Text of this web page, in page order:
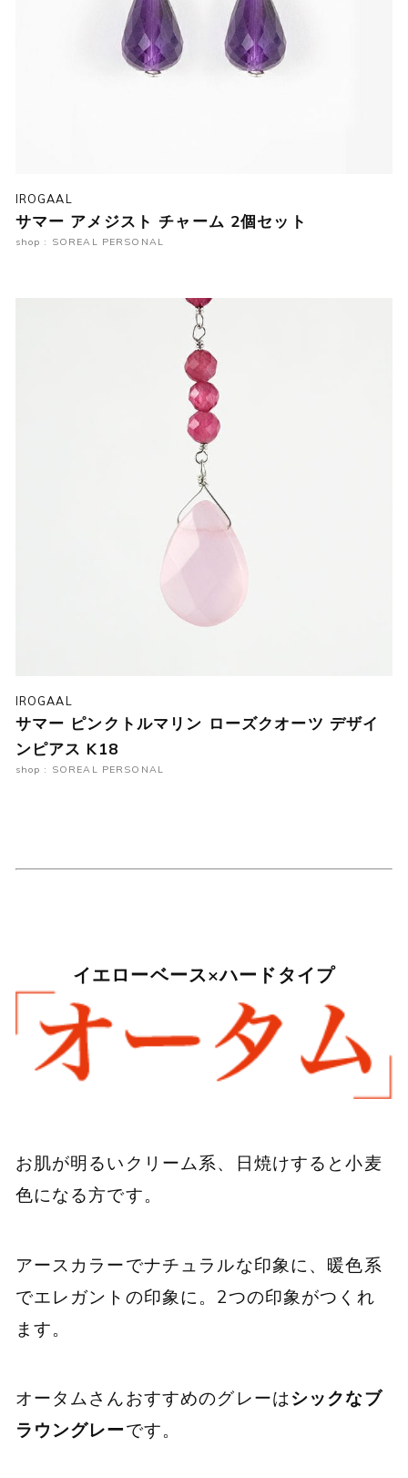
IROGAAL
サマー アメジスト チャーム 2個セット
shop : SOREAL PERSONAL
IROGAAL
サマー ピンクトルマリン ローズクオーツ デザイ
ンピアス K18
shop : SOREAL PERSONAL
イエローベース×ハードタイプ
お肌が明るいクリーム系、日焼けすると小麦
色になる方です。
アースカラーでナチュラルな印象に、暖色系
でエレガントの印象に。2つの印象がつくれ
ます。
オータムさんおすすめのグレーはシックなブ
ラウングレーです。